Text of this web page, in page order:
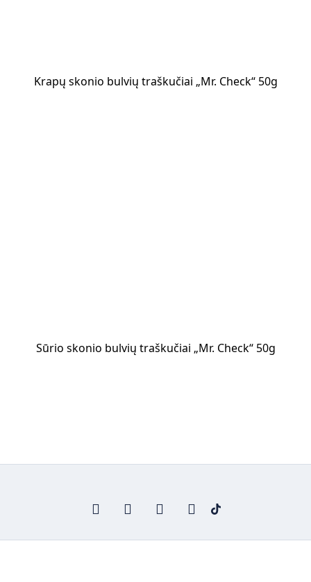
Krapų skonio bulvių traškučiai „Mr. Check“ 50g
Sūrio skonio bulvių traškučiai „Mr. Check“ 50g